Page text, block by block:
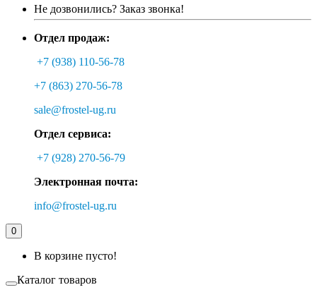
Не дозвонились? Заказ звонка!
Отдел продаж:
+7 (938) 110-56-78
+7 (863) 270-56-78
sale@frostel-ug.ru
Отдел сервиса:
+7 (928) 270-56-79
Электронная почта:
info@frostel-ug.ru
0
В корзине пусто!
Каталог товаров